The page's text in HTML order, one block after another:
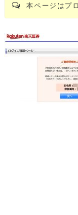
本ページはプ